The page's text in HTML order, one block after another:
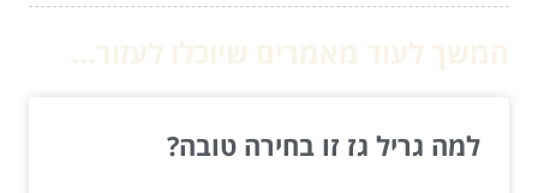
למה גריל גז זו בחירה טובה?